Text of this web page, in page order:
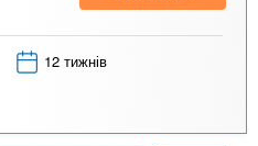
12 тижнів